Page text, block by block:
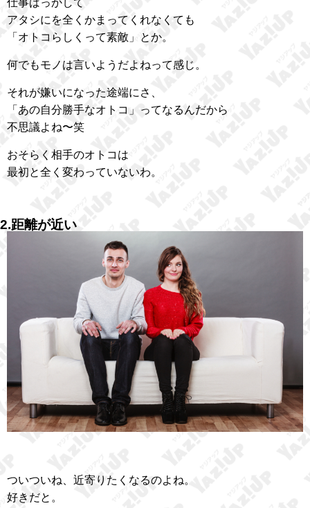
仕事ばっかして
アタシにを全くかまってくれなくても
「オトコらしくって素敵」とか。
何でもモノは言いようだよねって感じ。
それが嫌いになった途端にさ、
「あの自分勝手なオトコ」ってなるんだから
不思議よね〜笑
おそらく相手のオトコは
最初と全く変わっていないわ。
2.距離が近い
ついついね、近寄りたくなるのよね。
好きだと。